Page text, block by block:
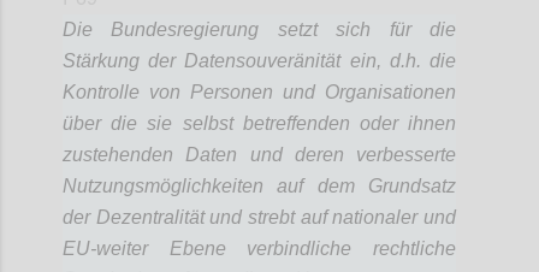
Die Bundesregierung setzt sich für die
Stärkung der Datensouveränität ein, d.h. die
Kontrolle von Personen und Organisationen
über die sie selbst betreffenden oder ihnen
zustehenden Daten und deren verbesserte
Nutzungsmöglichkeiten auf dem Grundsatz
der Dezentralität und strebt auf nationaler und
EU-weiter Ebene verbindliche rechtliche